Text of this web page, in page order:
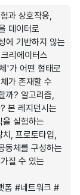
과 상호작용,
데이터로
에 기반하지 않는
리에이터스
'가 어떤 형태로
가 존재할 수
까? 알고리즘,
본 레지던시는
실험하는
, 프로토타입,
동체를 구성하는
질 수 있는
폼 #네트워크 #